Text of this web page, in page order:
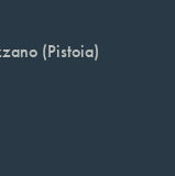
(Pistoia)